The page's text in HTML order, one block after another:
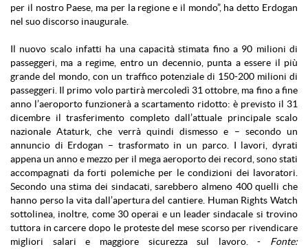
per il nostro Paese, ma per la regione e il mondo”, ha detto Erdogan
nel suo discorso inaugurale.
Il nuovo scalo infatti ha una capacità stimata fino a 90 milioni di
passeggeri, ma a regime, entro un decennio, punta a essere il più
grande del mondo, con un traffico potenziale di 150-200 milioni di
passeggeri. Il primo volo partirà mercoledì 31 ottobre, ma fino a fine
anno l’aeroporto funzionerà a scartamento ridotto: è previsto il 31
dicembre il trasferimento completo dall’attuale principale scalo
nazionale Ataturk, che verrà quindi dismesso e – secondo un
annuncio di Erdogan – trasformato in un parco. I lavori, dyrati
appena un anno e mezzo per il mega aeroporto dei record, sono stati
accompagnati da forti polemiche per le condizioni dei lavoratori.
Secondo una stima dei sindacati, sarebbero almeno 400 quelli che
hanno perso la vita dall’apertura del cantiere. Human Rights Watch
sottolinea, inoltre, come 30 operai e un leader sindacale si trovino
tuttora in carcere dopo le proteste del mese scorso per rivendicare
migliori salari e maggiore sicurezza sul lavoro. - Fonte: